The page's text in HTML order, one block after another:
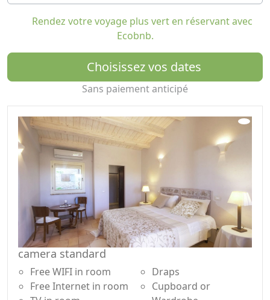
À l'intérieur du parc Conero, à seulement 3 km des
plages de Sirolo, la ferme est située au milieu de l'un
des sentiers les plus populaires - l'anneau de Pecorara -
et surplombe le Golf.
Le Relais dispose de 9 chambres, 2 standards et 7
suites, toutes équipées de climatisation et chauffage,
télévision, connexion internet wi-fi, coffre-fort et sèche-
cheveux.
Les hôtes de nos chambres peuvent utiliser la piscine
au sel équipée d'hydromassage du relais ainsi que
divers services et conforts mis à la disposition de tous
les clients : bar, grand jardin, parking privé, espace
fitness extérieur, salon, salle TV, solarium, vélos. ,
barbecue et aire de pique-nique
L'Acanto Country House Relais a également un accord
avec le Conero Golf de Sirolo, avec un centre équestre
et une école de surf et de voile.
Il dispose d'un parc exclusif de 10 000 m2, en partie
Rendez votre voyage plus vert en réservant avec
Ecobnb.
Choisissez vos dates
Sans paiement anticipé
camera standard
Free WIFI in room
Free Internet in room
Draps
Cupboard or